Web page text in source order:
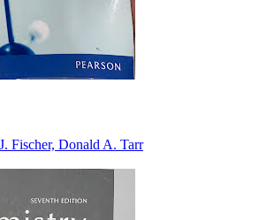
Fischer, Donald A. Tarr